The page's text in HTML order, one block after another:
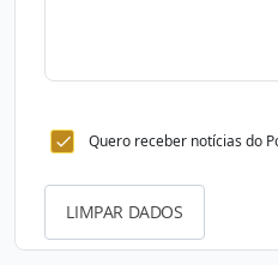
Quero receber notícias do
LIMPAR DADOS